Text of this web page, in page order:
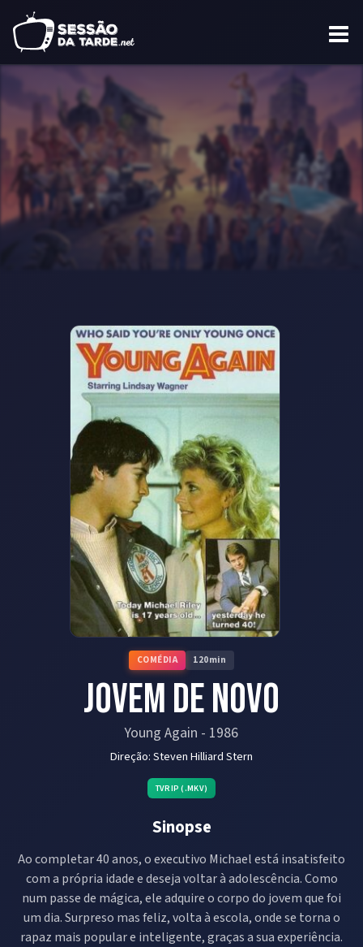
COMÉDIA 120min
Jovem de Novo
Young Again - 1986
Direção:Steven Hilliard Stern
TVRIP (.MKV)
Sinopse
Ao completar 40 anos, o executivo Michael está insatisfeito
com a própria idade e deseja voltar à adolescência. Como
num passe de mágica, ele adquire o corpo do jovem que foi
um dia. Surpreso mas feliz, volta à escola, onde se torna o
rapaz mais popular e inteligente, graças a sua experiência.